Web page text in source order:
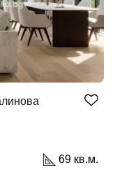
69 кв.м.